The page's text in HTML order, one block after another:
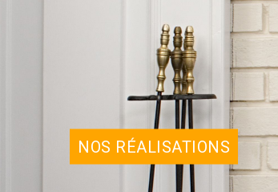
NOS RÉALISATIONS